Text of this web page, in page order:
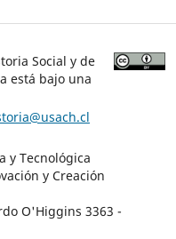
Social y de
está bajo una
y Tecnológica
y Creación
O'Higgins 3363 -